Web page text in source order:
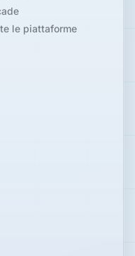
le piattaforme